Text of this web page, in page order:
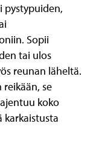
pystypuiden,
Sopii
tai ulos
reunan läheltä.
se
koko
karkaistusta